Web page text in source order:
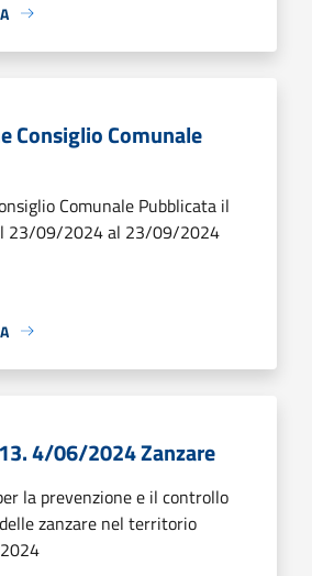
Consiglio Comunale
Comunale Pubblicata il
23/09/2024 al 23/09/2024
4/06/2024 Zanzare
la prevenzione e il controllo
zanzare nel territorio